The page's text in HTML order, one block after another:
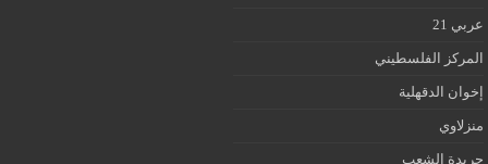
عربي 21
المركز الفلسطيني
إخوان الدقهلية
منزلاوي
جريدة الشعب